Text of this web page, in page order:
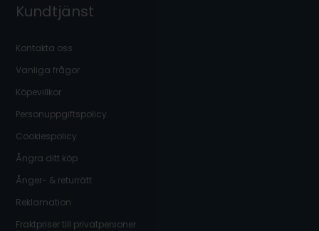
Kundtjänst
Kontakta oss
Vanliga frågor
Köpevillkor
Personuppgiftspolicy
Cookiespolicy
Ångra ditt köp
Ånger- & returrätt
Reklamation
Fraktpriser till privatpersoner